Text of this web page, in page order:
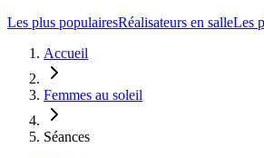
Les plus populairesRéalisateurs en salleLes
Accueil
Femmes au soleil
Séances